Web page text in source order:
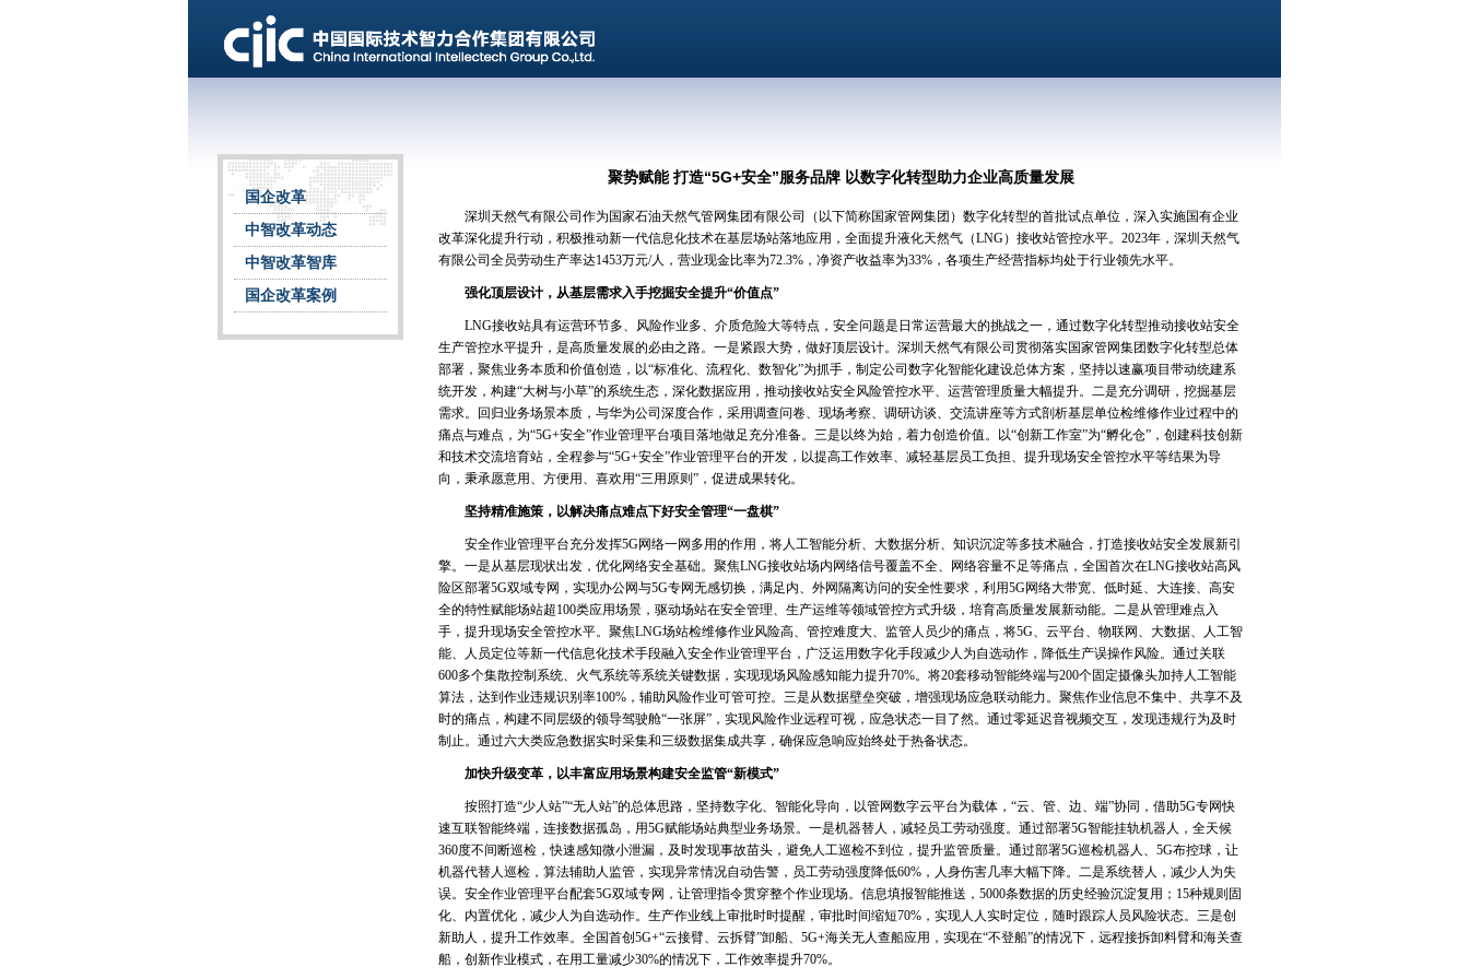
国企改革
中智改革动态
中智改革智库
国企改革案例
聚势赋能 打造“5G+安全”服务品牌 以数字化转型助力企业高质量发展
深圳天然气有限公司作为国家石油天然气管网集团有限公司（以下简称国家管网集团）数字化转型的首批试点单位，深入实施国有企业
改革深化提升行动，积极推动新一代信息化技术在基层场站落地应用，全面提升液化天然气（LNG）接收站管控水平。2023年，深圳天然气
有限公司全员劳动生产率达1453万元/人，营业现金比率为72.3%，净资产收益率为33%，各项生产经营指标均处于行业领先水平。
强化顶层设计，从基层需求入手挖掘安全提升“价值点”
LNG接收站具有运营环节多、风险作业多、介质危险大等特点，安全问题是日常运营最大的挑战之一，通过数字化转型推动接收站安全
生产管控水平提升，是高质量发展的必由之路。一是紧跟大势，做好顶层设计。深圳天然气有限公司贯彻落实国家管网集团数字化转型总体
部署，聚焦业务本质和价值创造，以“标准化、流程化、数智化”为抓手，制定公司数字化智能化建设总体方案，坚持以速赢项目带动统建系
统开发，构建“大树与小草”的系统生态，深化数据应用，推动接收站安全风险管控水平、运营管理质量大幅提升。二是充分调研，挖掘基层
需求。回归业务场景本质，与华为公司深度合作，采用调查问卷、现场考察、调研访谈、交流讲座等方式剖析基层单位检维修作业过程中的
痛点与难点，为“5G+安全”作业管理平台项目落地做足充分准备。三是以终为始，着力创造价值。以“创新工作室”为“孵化仓”，创建科技创新
和技术交流培育站，全程参与“5G+安全”作业管理平台的开发，以提高工作效率、减轻基层员工负担、提升现场安全管控水平等结果为导
向，秉承愿意用、方便用、喜欢用“三用原则”，促进成果转化。
坚持精准施策，以解决痛点难点下好安全管理“一盘棋”
安全作业管理平台充分发挥5G网络一网多用的作用，将人工智能分析、大数据分析、知识沉淀等多技术融合，打造接收站安全发展新引
擎。一是从基层现状出发，优化网络安全基础。聚焦LNG接收站场内网络信号覆盖不全、网络容量不足等痛点，全国首次在LNG接收站高风
险区部署5G双域专网，实现办公网与5G专网无感切换，满足内、外网隔离访问的安全性要求，利用5G网络大带宽、低时延、大连接、高安
全的特性赋能场站超100类应用场景，驱动场站在安全管理、生产运维等领域管控方式升级，培育高质量发展新动能。二是从管理难点入
手，提升现场安全管控水平。聚焦LNG场站检维修作业风险高、管控难度大、监管人员少的痛点，将5G、云平台、物联网、大数据、人工智
能、人员定位等新一代信息化技术手段融入安全作业管理平台，广泛运用数字化手段减少人为自选动作，降低生产误操作风险。通过关联
600多个集散控制系统、火气系统等系统关键数据，实现现场风险感知能力提升70%。将20套移动智能终端与200个固定摄像头加持人工智能
算法，达到作业违规识别率100%，辅助风险作业可管可控。三是从数据壁垒突破，增强现场应急联动能力。聚焦作业信息不集中、共享不及
时的痛点，构建不同层级的领导驾驶舱“一张屏”，实现风险作业远程可视，应急状态一目了然。通过零延迟音视频交互，发现违规行为及时
制止。通过六大类应急数据实时采集和三级数据集成共享，确保应急响应始终处于热备状态。
加快升级变革，以丰富应用场景构建安全监管“新模式”
按照打造“少人站”“无人站”的总体思路，坚持数字化、智能化导向，以管网数字云平台为载体，“云、管、边、端”协同，借助5G专网快
速互联智能终端，连接数据孤岛，用5G赋能场站典型业务场景。一是机器替人，减轻员工劳动强度。通过部署5G智能挂轨机器人，全天候
360度不间断巡检，快速感知微小泄漏，及时发现事故苗头，避免人工巡检不到位，提升监管质量。通过部署5G巡检机器人、5G布控球，让
机器代替人巡检，算法辅助人监管，实现异常情况自动告警，员工劳动强度降低60%，人身伤害几率大幅下降。二是系统替人，减少人为失
误。安全作业管理平台配套5G双域专网，让管理指令贯穿整个作业现场。信息填报智能推送，5000条数据的历史经验沉淀复用；15种规则固
化、内置优化，减少人为自选动作。生产作业线上审批时时提醒，审批时间缩短70%，实现人人实时定位，随时跟踪人员风险状态。三是创
新助人，提升工作效率。全国首创5G+“云接臂、云拆臂”卸船、5G+海关无人查船应用，实现在“不登船”的情况下，远程接拆卸料臂和海关查
船，创新作业模式，在用工量减少30%的情况下，工作效率提升70%。